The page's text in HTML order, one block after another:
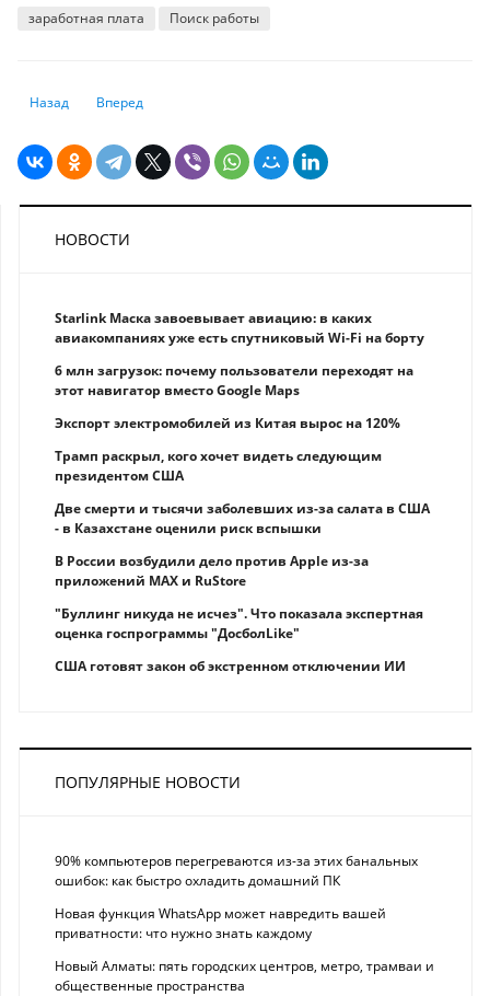
заработная плата Поиск работы
Предыдущий: Как развивается цифровизация в Алматы
Назад Следующий: Землетрясение в Турции и Сирии: чудеса
Вперед
НОВОСТИ
Starlink Маска завоевывает авиацию: в каких
авиакомпаниях уже есть спутниковый Wi-Fi на борту
6 млн загрузок: почему пользователи переходят на
этот навигатор вместо Google Maps
Экспорт электромобилей из Китая вырос на 120%
Трамп раскрыл, кого хочет видеть следующим
президентом США
Две смерти и тысячи заболевших из-за салата в США
- в Казахстане оценили риск вспышки
В России возбудили дело против Apple из-за
приложений MAX и RuStore
"Буллинг никуда не исчез". Что показала экспертная
оценка госпрограммы "ДосболLike"
США готовят закон об экстренном отключении ИИ
ПОПУЛЯРНЫЕ НОВОСТИ
90% компьютеров перегреваются из-за этих банальных
ошибок: как быстро охладить домашний ПК
Новая функция WhatsApp может навредить вашей
приватности: что нужно знать каждому
Новый Алматы: пять городских центров, метро, трамваи и
общественные пространства